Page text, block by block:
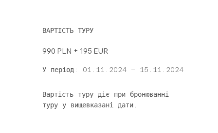
ВАРТІСТЬ ТУРУ
990 PLN + 195 EUR
Вартість туру діє при бронюванні
туру у вищевказані дати.
У період: 01.11.2024 – 15.11.2024